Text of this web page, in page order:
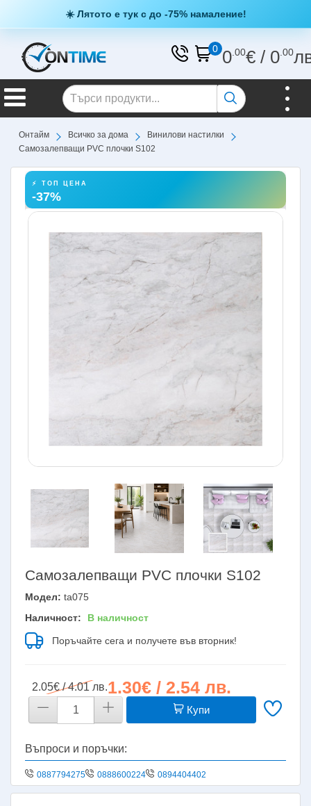
☀️ Лятото е тук с до -75% намаление!
0 0.00€/ 0.00
Онтайм Всичко за дома
Винилови настилки
Самозалепващи PVC плочки S102
⚡ ТОП ЦЕНА
-37%
Самозалепващи PVC плочки S102
Модел: ta075
Наличност:
В наличност
Поръчайте сега и получете във вторник!
2.05€ / 4.01 лв.1.30€ / 2.54 лв.
Купи
Въпроси и поръчки:
0887794275 0888600224 0894404402